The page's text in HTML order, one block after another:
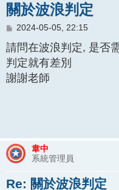
關於波浪判定
文
2024-05-05, 22:15
請問在波浪判定, 是否
判定就有差別
謝謝老師
韋中
系統管理員
Re: 關於波浪判定